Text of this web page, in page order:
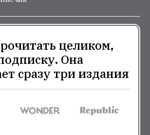
целиком,
Она
сразу три издания